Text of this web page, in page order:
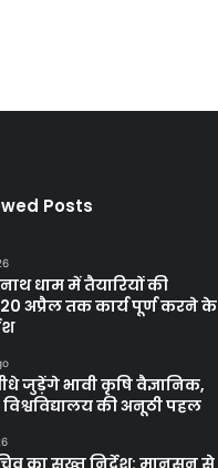
Posts
धाम में तैयारियों की
20 अप्रैल तक कार्य पूर्ण करने के
जुड़ेंगे भावी कृषि वैज्ञानिक,
की अनूठी पहल
का सख्त निर्देश: मानसून से